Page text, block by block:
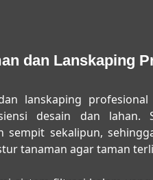
dan Lanskaping
lanskaping
desain dan lahan.
sekalipun,
tanaman agar taman